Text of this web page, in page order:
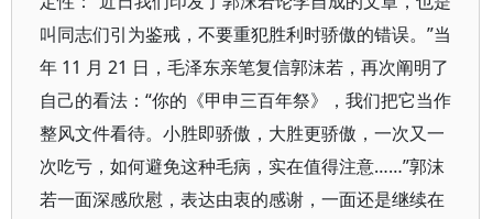
叫同志们引为鉴戒，不要重犯胜利时骄傲的错误。”当
年 11 月 21 日，毛泽东亲笔复信郭沫若，再次阐明了
自己的看法：“你的《甲申三百年祭》，我们把它当作
整风文件看待。小胜即骄傲，大胜更骄傲，一次又一
次吃亏，如何避免这种毛病，实在值得注意……”郭沫
若一面深感欣慰，表达由衷的感谢，一面还是继续在